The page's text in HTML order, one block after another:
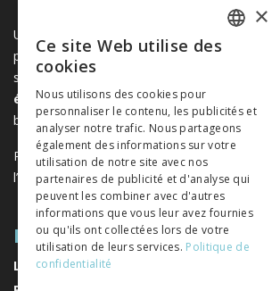
Une plateforme unique regroupant des livres
publiés par les éditeurs suisses de sciences
sociales. Libreo.ch est la propriété de l'
éditeurs de sciences sociales et
but lucratif.www.editeurssuisses.ch
Projet réalisé avec le soutien de la
l’instruction publique de la Suisse romande et
PLAN DU SITE
LIVRES
ITALIAN
×
Ce site Web utilise des
cookies
Nous utilisons des cookies pour
personnaliser le contenu, les publicités et
analyser notre trafic. Nous partageons
également des informations sur votre
utilisation de notre site avec nos
partenaires de publicité et d'analyse qui
peuvent les combiner avec d'autres
informations que vous leur avez fournies
ou qu'ils ont collectées lors de votre
utilisation de leurs services. Politique de
confidentialité